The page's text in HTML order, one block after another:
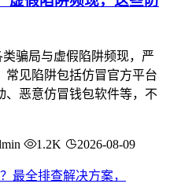
类骗局与虚假陷阱频现，严
常见陷阱包括仿冒官方平台
、恶意仿冒钱包软件等，不
1.2K 2026-08-09